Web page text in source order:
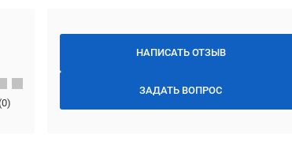
НАПИСАТЬ ОТЗЫВ
ЗАДАТЬ ВОПРОС
0)